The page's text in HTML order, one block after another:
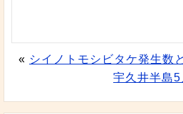
« シイノトモシビタケ発生数
宇久井半島